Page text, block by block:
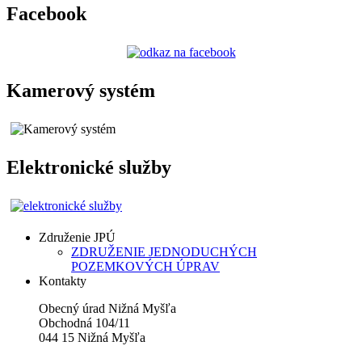
Facebook
Kamerový systém
Elektronické služby
Združenie JPÚ
ZDRUŽENIE JEDNODUCHÝCH
POZEMKOVÝCH ÚPRAV
Kontakty
Obecný úrad Nižná Myšľa
Obchodná 104/11
044 15 Nižná Myšľa